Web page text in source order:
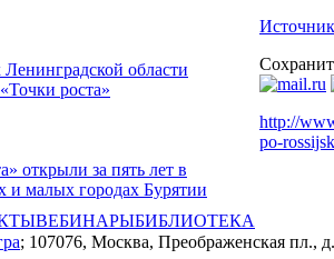
Ленинградской области
роста»
открыли за пять лет в
и малых городах Бурятии
http://
po-
ВЕБИНАРЫБИБЛИОТЕКА
; 107076, Москва, Преображенская пл.,